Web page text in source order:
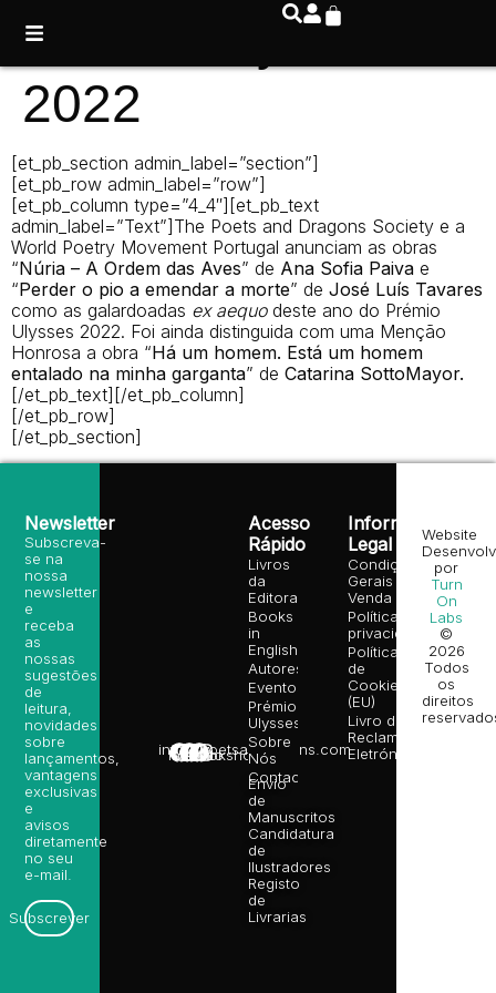
Prémio Ulysses
2022
[et_pb_section admin_label=”section”]
[et_pb_row admin_label=”row”]
[et_pb_column type=”4_4″][et_pb_text
admin_label=”Text”]The Poets and Dragons Society e a
World Poetry Movement Portugal anunciam as obras
“Núria – A Ordem das Aves” de Ana Sofia Paiva e
“Perder o pio a emendar a morte” de José Luís Tavares
como as galardoadas ex aequodeste ano do Prémio
Ulysses 2022. Foi ainda distinguida com uma Menção
Honrosa a obra “Há um homem. Está um homem
entalado na minha garganta” de Catarina SottoMayor.
[/et_pb_text][/et_pb_column]
[/et_pb_row]
[/et_pb_section]
info@poetsandragons.com
Infantil
Adulto
Bookshop
Acesso
Rápido
Livros
da
Editora
Books
in
English
Autores
Eventos
Prémio
Ulysses
Sobre
Nós
Contactos
Envio
de
Manuscritos
Candidatura
de
Ilustradores
Registo
de
Livrarias
Informação
Legal
Condições
Gerais de
Venda
Política de
privacidade
Política
de
Cookies
(EU)
Livro de
Reclamações
Eletrónico
Newsletter
Subscreva-
se na
nossa
newsletter
e
receba
as
nossas
sugestões
de
leitura,
novidades
sobre
lançamentos,
vantagens
exclusivas
e
avisos
diretamente
no seu
e-mail.
Subscrever
Website
por
Turn
On
Labs
©
2026
Todos
os
direitos